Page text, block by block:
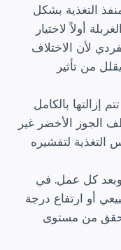
التغذية بشكل
أولاً لاختيار
لأن الاختلاف
من تأثير
إزالتها بالكامل
الجوز الأخضر غير
التغذية لتقشيره
كل عمل. في
أو ارتفاع درجة
من مستوى